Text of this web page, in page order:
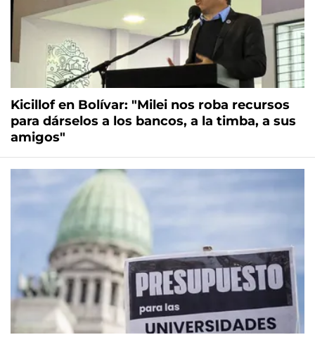
Kicillof en Bolívar: "Milei nos roba recursos
para dárselos a los bancos, a la timba, a sus
amigos"